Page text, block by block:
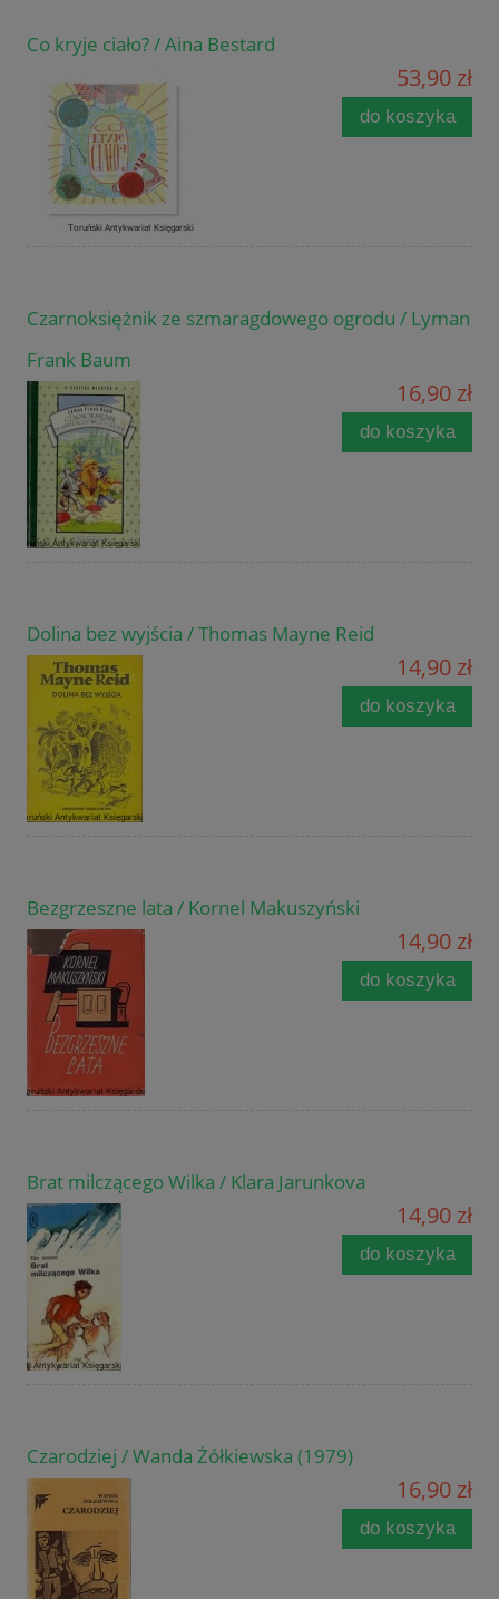
Co kryje ciało? / Aina Bestard
53,90 zł
do koszyka
Czarnoksiężnik ze szmaragdowego ogrodu / Lyman
Frank Baum
16,90 zł
do koszyka
Dolina bez wyjścia / Thomas Mayne Reid
14,90 zł
do koszyka
Bezgrzeszne lata / Kornel Makuszyński
14,90 zł
do koszyka
Brat milczącego Wilka / Klara Jarunkova
14,90 zł
do koszyka
Czarodziej / Wanda Żółkiewska (1979)
16,90 zł
do koszyka